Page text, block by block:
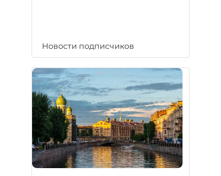
Новости подписчиков